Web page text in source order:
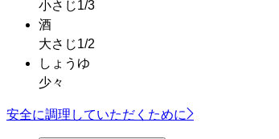
小さじ1/3
酒
大さじ1/2
しょうゆ
少々
安全に調理していただくために